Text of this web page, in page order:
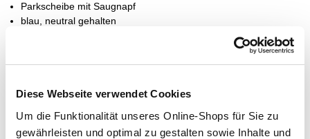
Diese Webseite verwendet Cookies
Um die Funktionalität unseres Online-Shops für Sie zu
gewährleisten und optimal zu gestalten sowie Inhalte und
Parkscheibe mit Saugnapf
blau, neutral gehalten
einfache Befestigung
Lieferung nach Hause